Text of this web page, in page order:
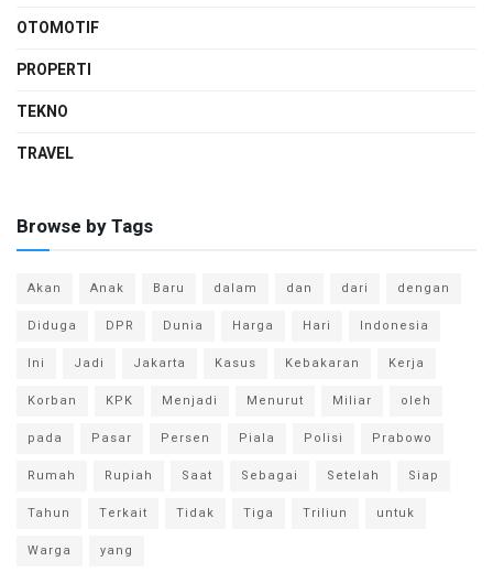
OTOMOTIF
PROPERTI
TEKNO
TRAVEL
Browse by Tags
Akan Anak Baru dalam dan dari
dengan
Diduga
DPR Dunia Harga Hari
Indonesia
Ini
Jadi Jakarta Kasus Kebakaran
Kerja
Korban
KPK Menjadi Menurut Miliar
oleh
pada
Pasar Persen Piala Polisi
Prabowo
Rumah
Rupiah Saat Sebagai Setelah
Siap
Tahun
Terkait Tidak Tiga Triliun
untuk
Warga
yang